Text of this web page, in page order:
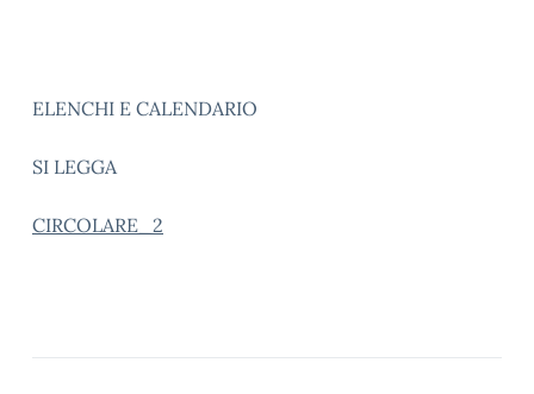
ELENCHI E CALENDARIO
SI LEGGA
CIRCOLARE_2